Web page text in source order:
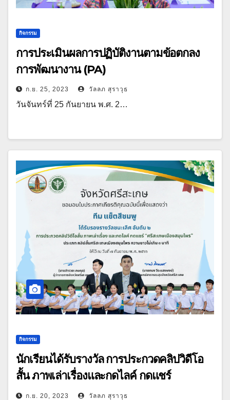
กิจกรรม
การประเมินผลการปฏิบัติงานตามข้อตกลง
การพัฒนางาน (PA)
ก.ย. 25, 2023 วัลลภ สุราวุธ
วันจันทร์ที่ 25 กันยายน พ.ศ. 2…
กิจกรรม
นักเรียนได้รับรางวัล การประกวดคลิปวิดีโอ
สั้น ภาพเล่าเรื่องและกดไลค์ กดแชร์
“ศรีสะเกษเมืองสมุนไพร”
ก.ย. 20, 2023 วัลลภ สุราวุธ